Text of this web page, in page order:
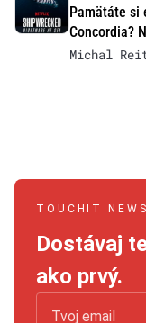
Pamätáte si
Concordia?
Michal
TOUCHIT
Dostávaj
ako prvý.